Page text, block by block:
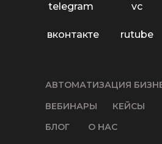
vc
вконтакте rutube
ВЕБИНАРЫ КЕЙСЫ
О НАС
АВТОМАТИЗАЦИЯ
БЛОГ
telegram